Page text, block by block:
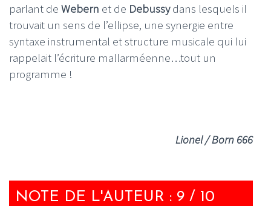
parlant de Webern et de Debussydans lesquels il
trouvait un sens de l’ellipse, une synergie entre
syntaxe instrumental et structure musicale qui lui
rappelait l’écriture mallarméenne…tout un
programme !
Lionel / Born 666
NOTE DE L'AUTEUR : 9 / 10